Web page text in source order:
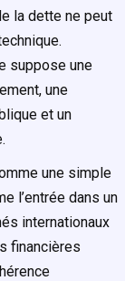
la dette ne peut
suppose une
une
et un
une simple
l’entrée dans un
internationaux
financières